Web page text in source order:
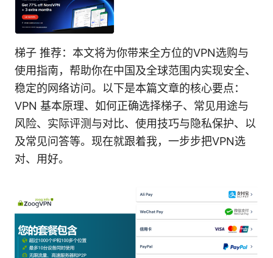
梯子 推荐：本文将为你带来全方位的VPN选购与
使用指南，帮助你在中国及全球范围内实现安全、
稳定的网络访问。以下是本篇文章的核心要点：
VPN 基本原理、如何正确选择梯子、常见用途与
风险、实际评测与对比、使用技巧与隐私保护、以
及常见问答等。现在就跟着我，一步步把VPN选
对、用好。